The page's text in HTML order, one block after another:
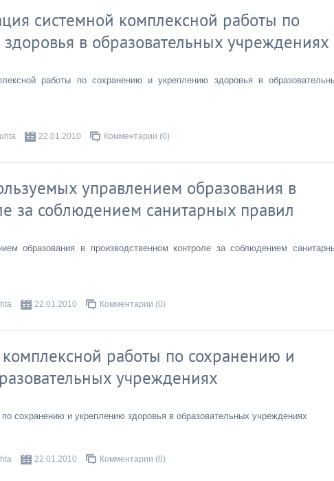
системной комплексной работы по
в образовательных учреждениях
работы по сохранению и укреплению здоровья в
22.01.2010 Комментарии (0)
управлением образования в
за соблюдением санитарных правил
образования в производственном контроле за соблюдением
22.01.2010 Комментарии (0)
работы по сохранению и
учреждениях
сохранению и укреплению здоровья в образовательных учреждениях
22.01.2010 Комментарии (0)